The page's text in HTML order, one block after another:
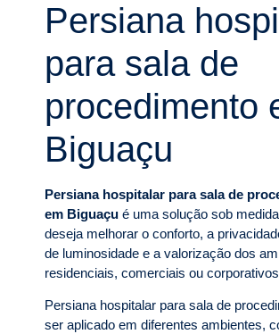
Persiana
para sala de
procedimento
Biguaçu
Persiana hospitalar para sala de
em Biguaçu é uma solução sob
deseja melhorar o conforto, a
de luminosidade e a valorização dos
residenciais, comerciais ou
Persiana hospitalar para sala de
ser aplicado em diferentes ambientes,